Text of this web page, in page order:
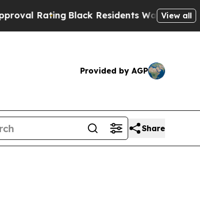
Black Residents Warned of Abusive Cops
View all
Provided by AGP
Share